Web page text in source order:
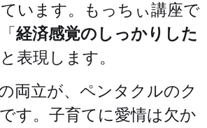
います。もっちぃ講座で
経済感覚のしっかりした
と表現します。
両立が、ペンタクルのク
す。子育てに愛情は欠か